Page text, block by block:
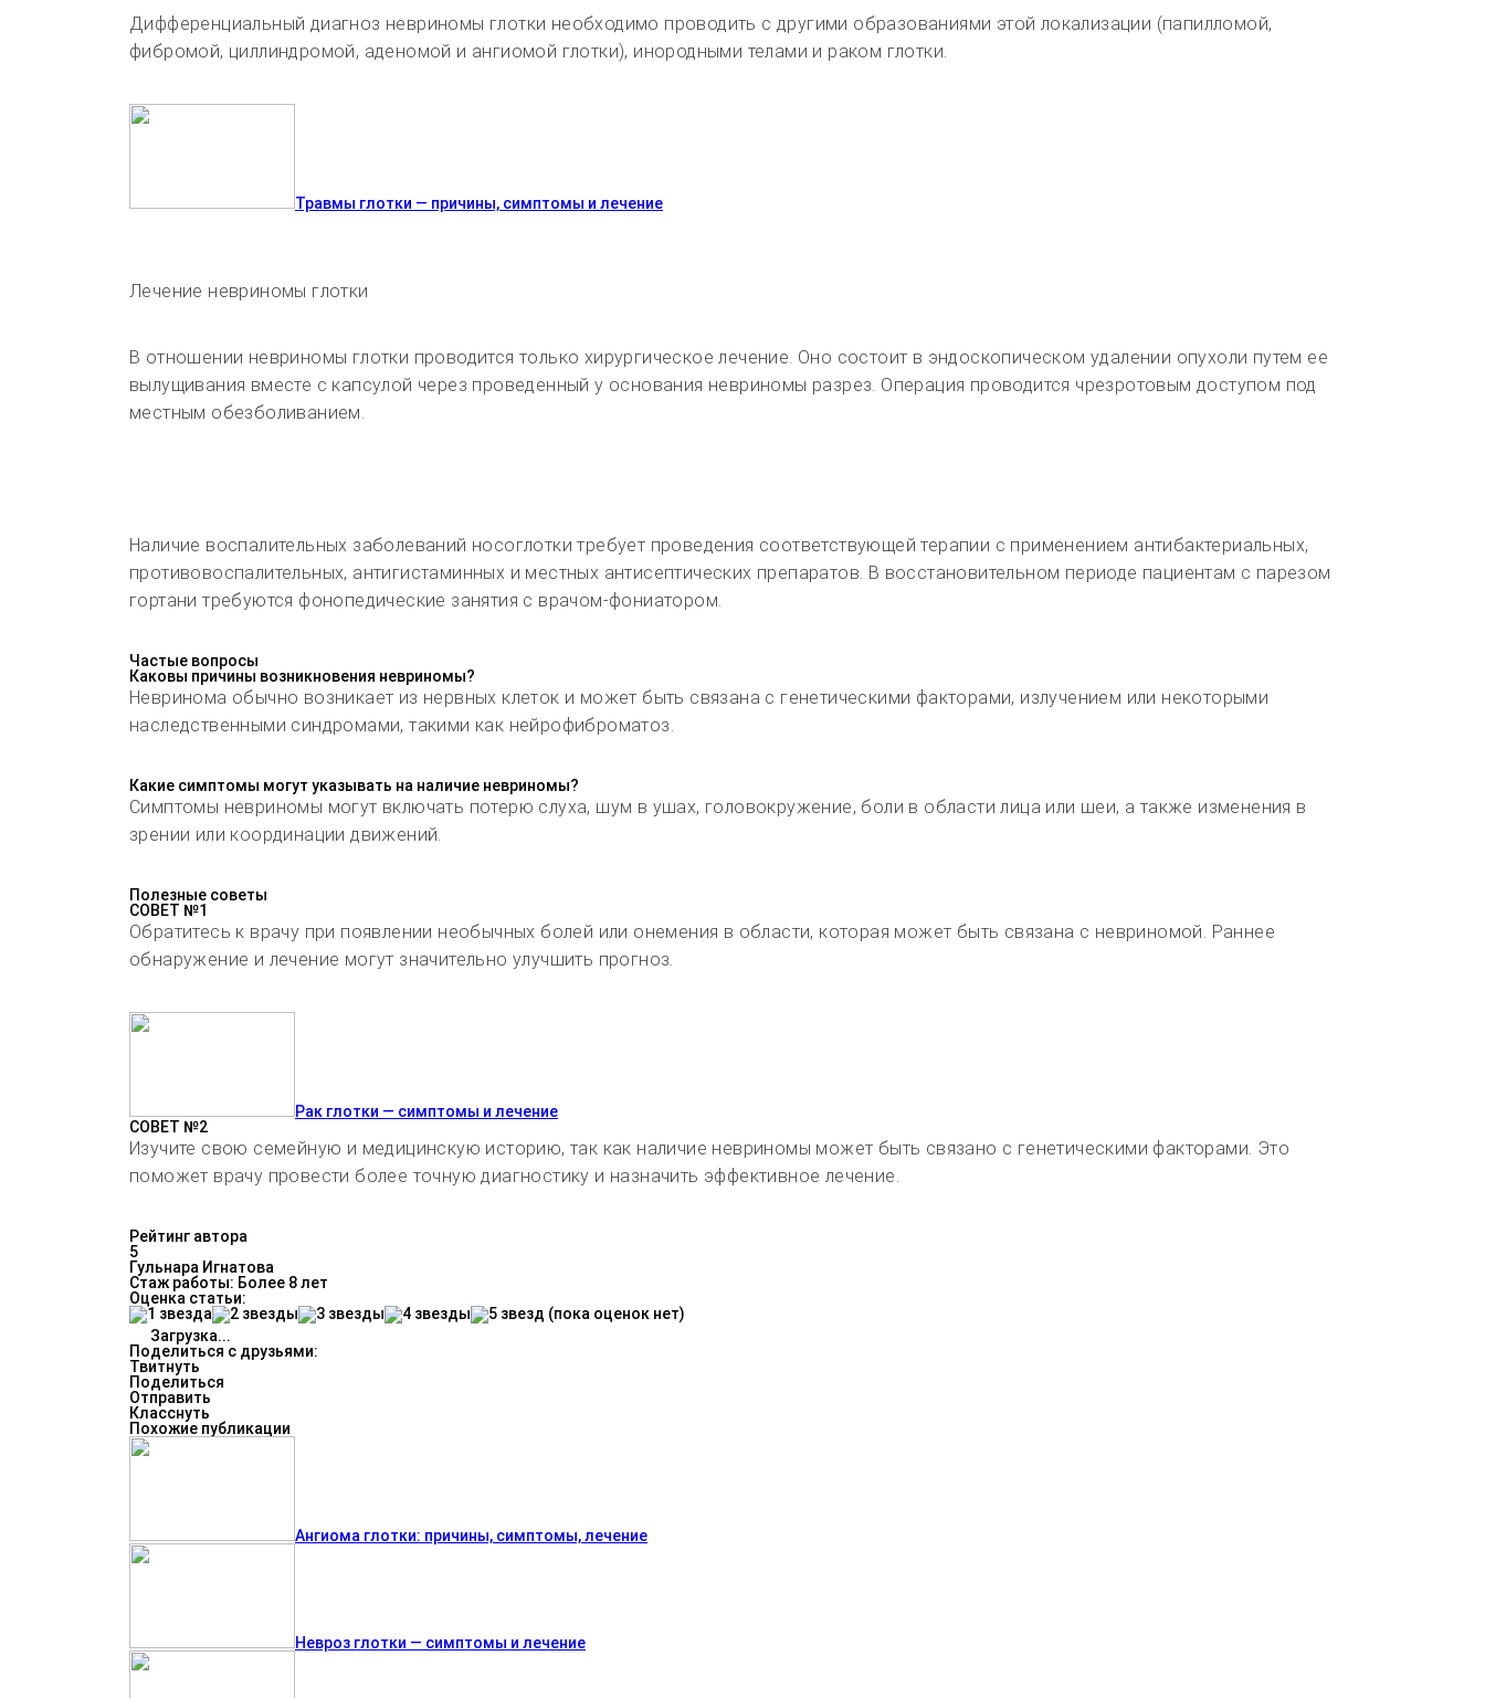
Дифференциальный диагноз невриномы глотки необходимо проводить с другими образованиями этой локализации (папилломой,
фибромой, циллиндромой, аденомой и ангиомой глотки), инородными телами и раком глотки.
Травмы глотки — причины, симптомы и лечение
Лечение невриномы глотки
В отношении невриномы глотки проводится только хирургическое лечение. Оно состоит в эндоскопическом удалении опухоли путем ее
вылущивания вместе с капсулой через проведенный у основания невриномы разрез. Операция проводится чрезротовым доступом под
местным обезболиванием.
Наличие воспалительных заболеваний носоглотки требует проведения соответствующей терапии с применением антибактериальных,
противовоспалительных, антигистаминных и местных антисептических препаратов. В восстановительном периоде пациентам с парезом
гортани требуются фонопедические занятия с врачом-фониатором.
Частые вопросы
Каковы причины возникновения невриномы?
Невринома обычно возникает из нервных клеток и может быть связана с генетическими факторами, излучением или некоторыми
наследственными синдромами, такими как нейрофиброматоз.
Какие симптомы могут указывать на наличие невриномы?
Симптомы невриномы могут включать потерю слуха, шум в ушах, головокружение, боли в области лица или шеи, а также изменения в
зрении или координации движений.
Полезные советы
СОВЕТ №1
Обратитесь к врачу при появлении необычных болей или онемения в области, которая может быть связана с невриномой. Раннее
обнаружение и лечение могут значительно улучшить прогноз.
Рак глотки — симптомы и лечение
СОВЕТ №2
Изучите свою семейную и медицинскую историю, так как наличие невриномы может быть связано с генетическими факторами. Это
поможет врачу провести более точную диагностику и назначить эффективное лечение.
Рейтинг автора
5
Гульнара Игнатова
Стаж работы: Более 8 лет
Оценка статьи:
(пока оценок нет)
Загрузка...
Поделиться с друзьями:
Твитнуть
Поделиться
Отправить
Класснуть
Похожие публикации
Ангиома глотки: причины, симптомы, лечение
Невроз глотки — симптомы и лечение